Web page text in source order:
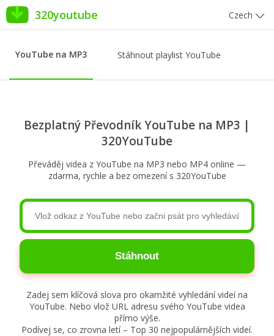
320youtube Czech
YouTube na MP3 Stáhnout playlist YouTube
Bezplatný Převodník YouTube na MP3 |
320YouTube
Převáděj videa z YouTube na MP3 nebo MP4 online —
zdarma, rychle a bez omezení s 320YouTube
Stáhnout
Zadej sem klíčová slova pro okamžité vyhledání videí na
YouTube. Nebo vlož URL adresu svého YouTube videa
přímo výše.
Podívej se, co zrovna letí – Top 30 nejpopulárnějších videí.